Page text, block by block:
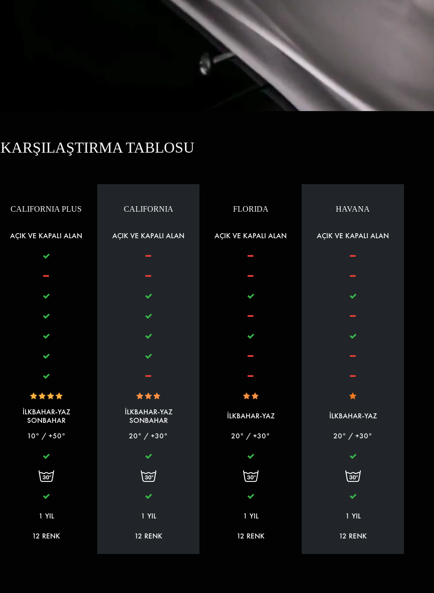
KARŞILAŞTIRMA TABLOSU
CALIFORNIA PLUS
AÇIK VE KAPALI ALAN
İLKBAHAR-YAZ
SONBAHAR
10° / +50°
1 YIL
12 RENK
CALIFORNIA
AÇIK VE KAPALI ALAN
İLKBAHAR-YAZ
SONBAHAR
20° / +30°
1 YIL
12 RENK
FLORIDA
AÇIK VE KAPALI ALAN
İLKBAHAR-YAZ
20° / +30°
1 YIL
12 RENK
HAVANA
AÇIK VE KAPALI ALAN
İLKBAHAR-YAZ
20° / +30°
1 YIL
12 RENK